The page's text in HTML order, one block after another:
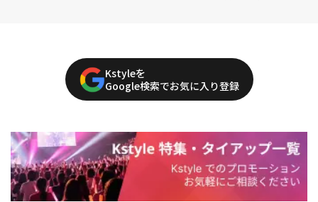
Kstyleを
Google検索でお気に入り登録